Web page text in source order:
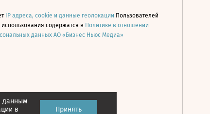
данным
в
Принять
IP адреса, cookie и данные геолокации Пользователей
использования содержатся в Политике в отношении
данных АО «Бизнес Ньюс Медиа»